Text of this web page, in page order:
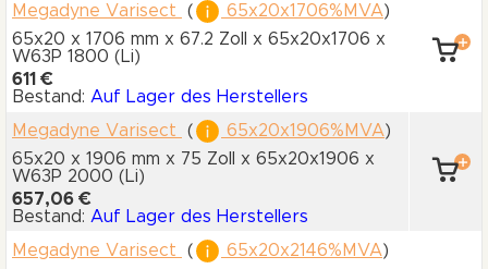
Megadyne Varisect
( 65x20x1706%MVA)
65x20 x 1706 mm x 67.2 Zoll x 65x20x1706 x
W63P 1800 (Li)
611 €
Bestand: Auf Lager des Herstellers
Megadyne Varisect
( 65x20x1906%MVA)
65x20 x 1906 mm x 75 Zoll x 65x20x1906 x
W63P 2000 (Li)
657,06 €
Bestand: Auf Lager des Herstellers
Megadyne Varisect
( 65x20x2146%MVA)